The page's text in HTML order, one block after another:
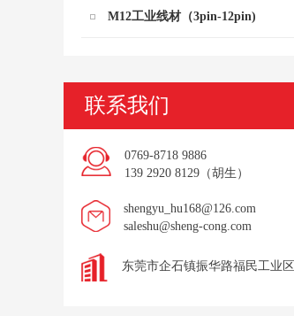
M12工业线材（3pin-12pin)
联系我们
0769-8718 9886
139 2920 8129（胡生）
shengyu_hu168@126.com
saleshu@sheng-cong.com
东莞市企石镇振华路福民工业区